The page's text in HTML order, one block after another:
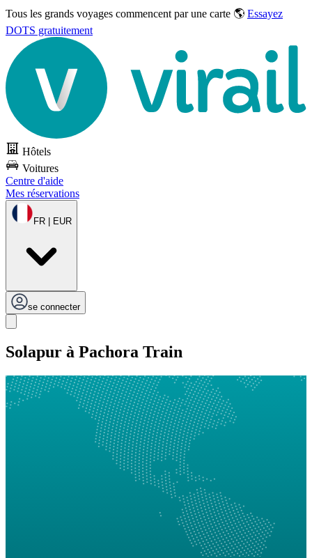
Tous les grands voyages commencent par une carte 🌎 Essayez
DOTS gratuitement
Hôtels
Voitures
Centre d'aide
Mes réservations
FR | EUR
se connecter
Solapur à Pachora Train